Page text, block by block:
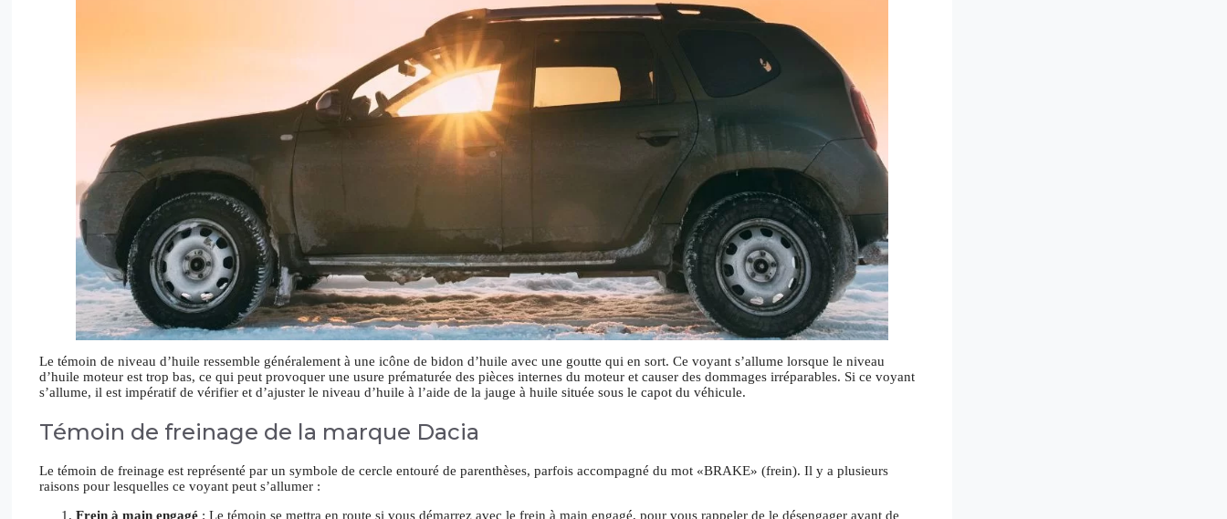
Le témoin de niveau d’huile ressemble généralement à une icône de bidon d’huile avec une goutte qui en sort. Ce voyant s’allume lorsque le niveau
d’huile moteur est trop bas, ce qui peut provoquer une usure prématurée des pièces internes du moteur et causer des dommages irréparables. Si ce voyant
s’allume, il est impératif de vérifier et d’ajuster le niveau d’huile à l’aide de la jauge à huile située sous le capot du véhicule.
Témoin de freinage de la marque Dacia
Le témoin de freinage est représenté par un symbole de cercle entouré de parenthèses, parfois accompagné du mot «BRAKE» (frein). Il y a plusieurs
raisons pour lesquelles ce voyant peut s’allumer :
Frein à main engagé : Le témoin se mettra en route si vous démarrez avec le frein à main engagé, pour vous rappeler de le désengager avant de